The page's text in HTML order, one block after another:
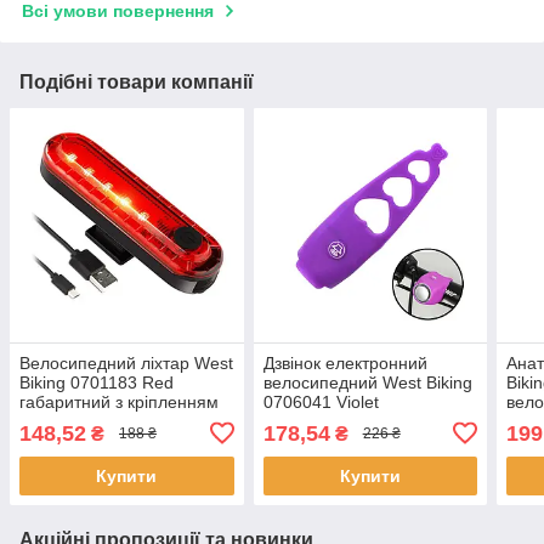
Всі умови повернення
Подібні товари компанії
Велосипедний ліхтар West
Biking 0701183 Red
габаритний з кріпленням
акумуляторний 64 шт.
148,52 ₴ 188 ₴
Купити
Дзвінок електронний
велосипедний West Biking
0706041 Violet
дзвінок на кермо гудок 1
шт.
178,54₴ 226 ₴
Купити
Акційні пропозиції та новинки